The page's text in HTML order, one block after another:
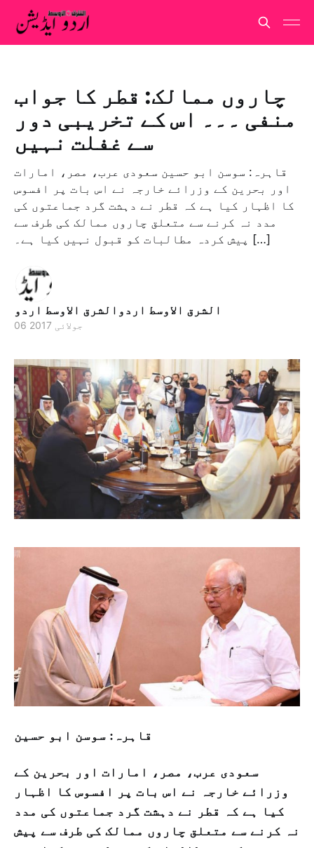
چاروں ممالک: قطر کا جواب
منفی ۔۔۔ اس کے تخریبی دور
سے غفلت نہیں
قاہرہ: سوسن ابو حسین سعودی عرب، مصر، امارات
اور بحرین کے وزرائے خارجہ نے اس بات پر افسوس
کا اظہار کیا ہے کہ قطر نے دہشت گرد جماعتوں کی
مدد نہ کرنے سے متعلق چاروں ممالک کی طرف سے
پیش کردہ مطالبات کو قبول نہیں کیا ہے۔ […]
الشرق الاوسط اردوالشرق الاوسط اردو
06 جولائی 2017
قاہرہ: سوسن ابو حسین
سعودی عرب، مصر، امارات اور بحرین کے
وزرائے خارجہ نے اس بات پر افسوس کا اظہار
کیا ہے کہ قطر نے دہشت گرد جماعتوں کی مدد
نہ کرنے سے متعلق چاروں ممالک کی طرف سے پیش